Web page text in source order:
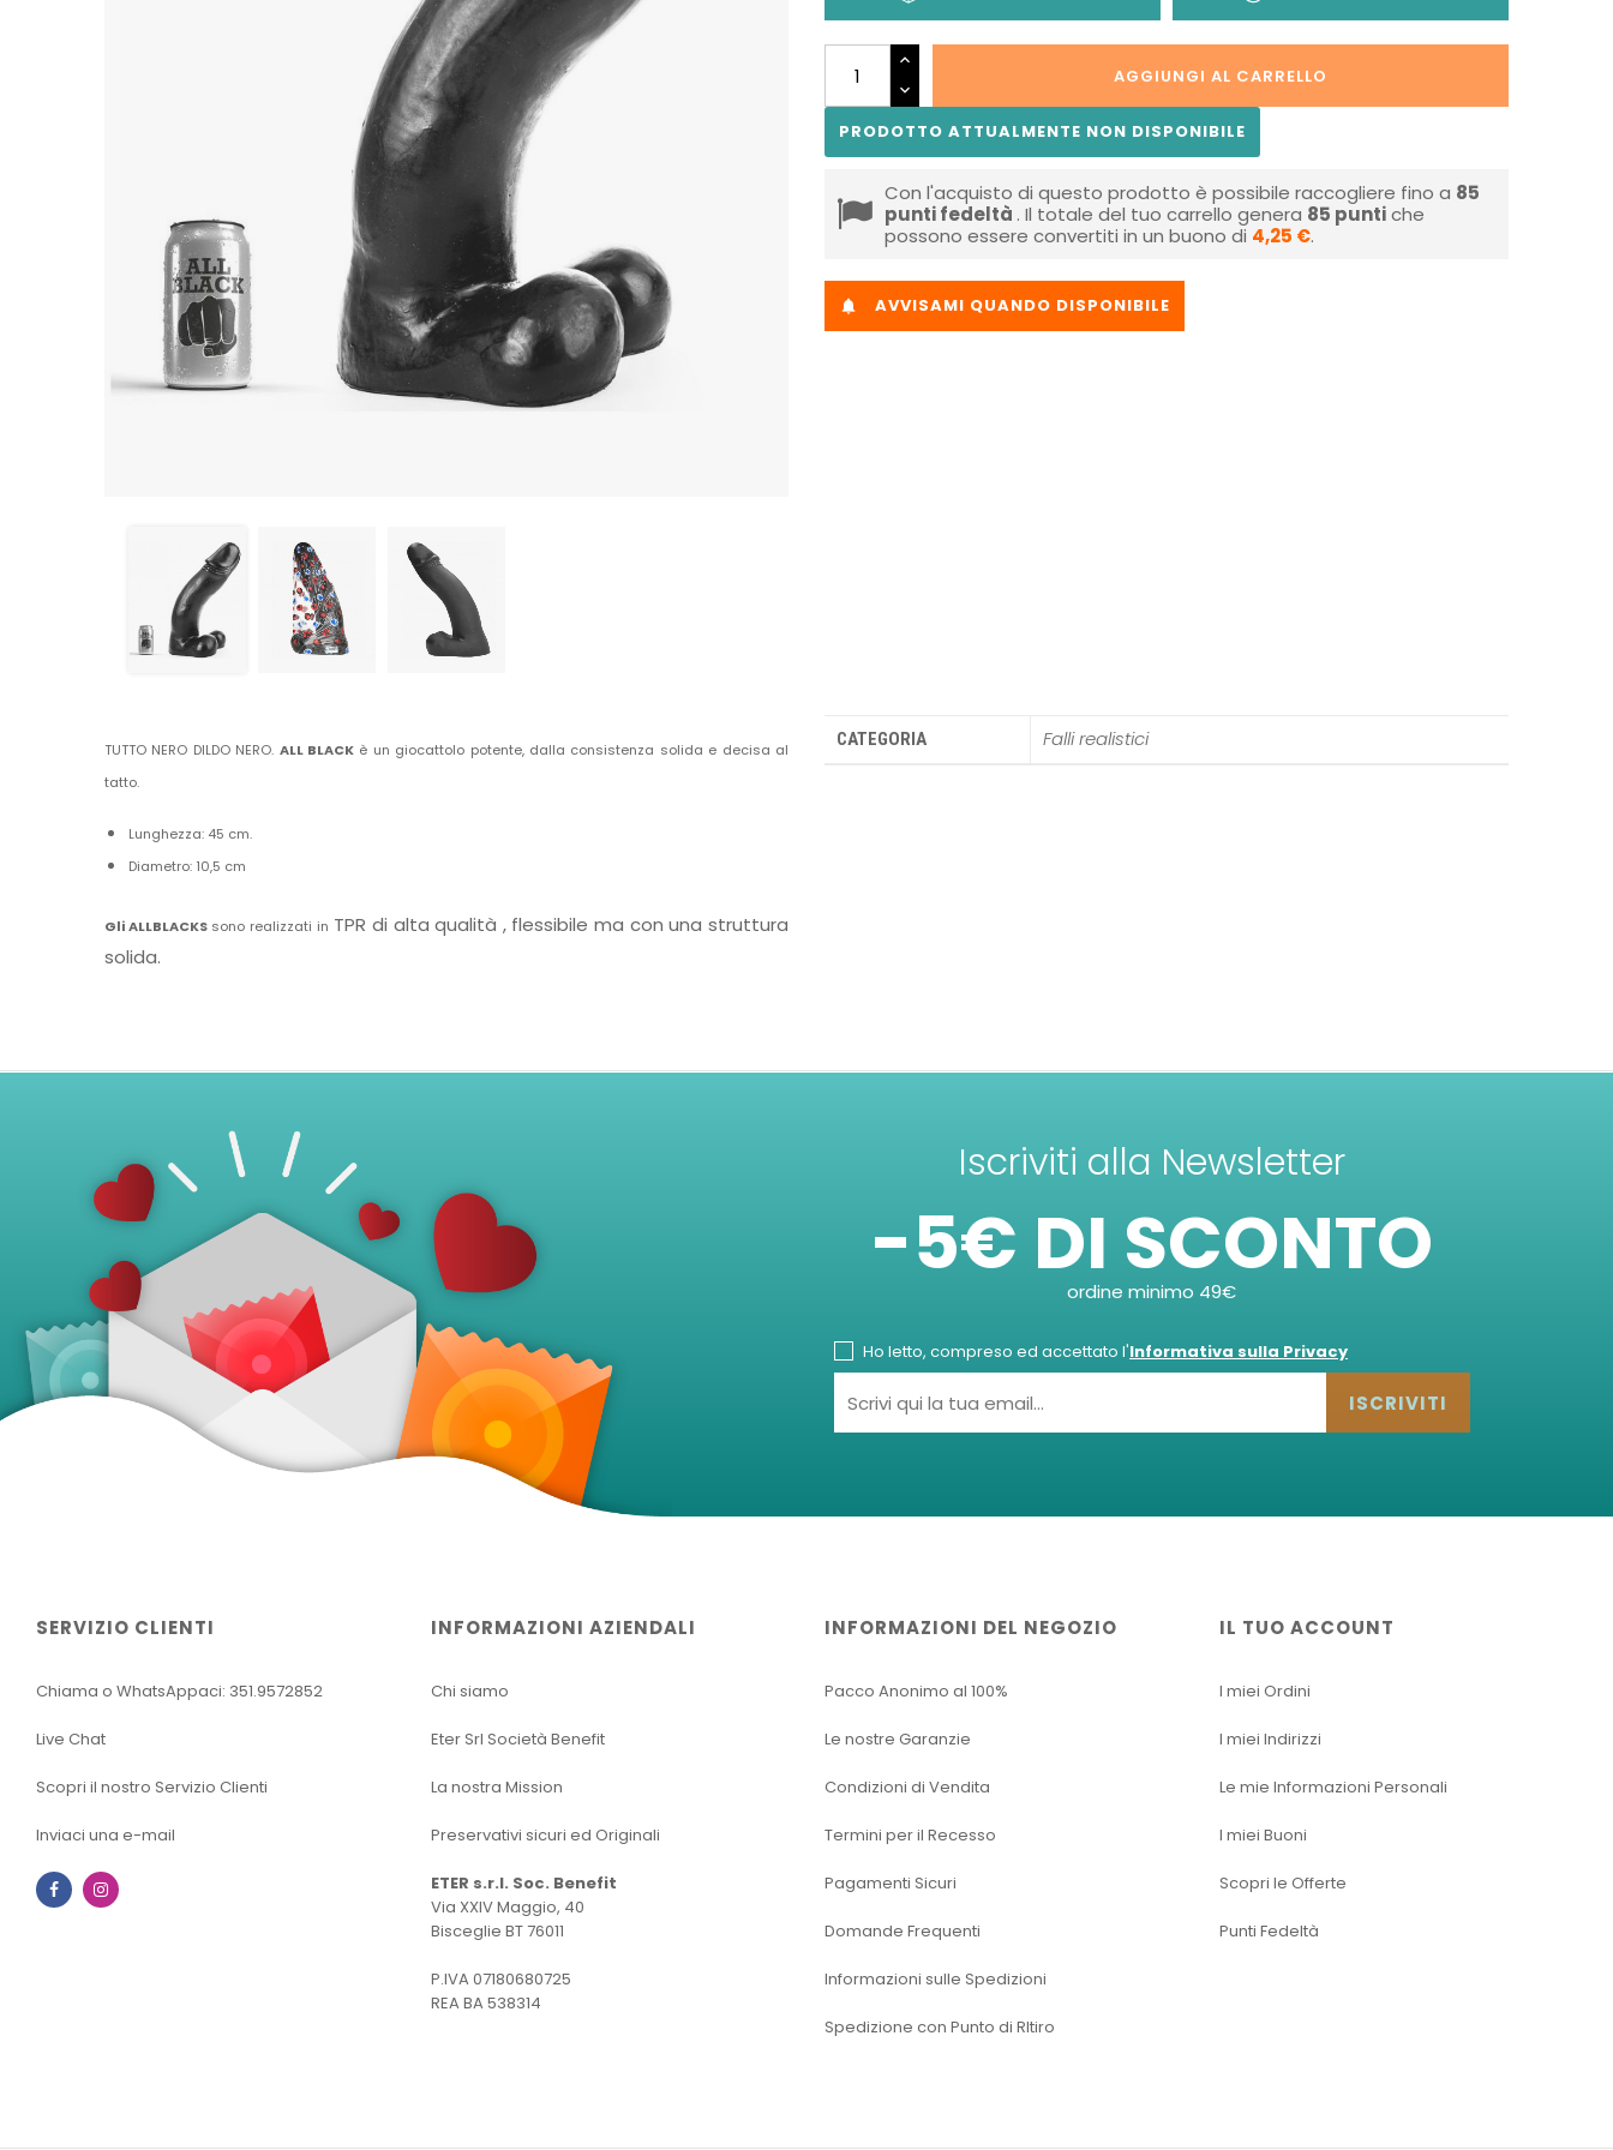
AGGIUNGI AL CARRELLO
PRODOTTO ATTUALMENTE NON DISPONIBILE
Con l'acquisto di questo prodotto è possibile raccogliere fino a 85
punti fedeltà . Il totale del tuo carrello genera 85 puntiche
possono essere convertiti in un buono di 4,25 €.
 AVVISAMI QUANDO DISPONIBILE
TUTTO NERO DILDO NERO. ALL BLACK è un giocattolo potente, dalla consistenza solida e decisa al
tatto.
Lunghezza: 45 cm.
Diametro: 10,5 cm
Gli ALLBLACKSsono realizzati in TPR di alta qualità , flessibile ma con una struttura
solida.
CATEGORIA Falli realistici
Iscriviti alla Newsletter
-5€ DI SCONTO
ordine minimo 49€
Ho letto, compreso ed accettato l'Informativa sulla Privacy
ISCRIVITI
SERVIZIO CLIENTI
Chiama o WhatsAppaci: 351.9572852
Live Chat
Scopri il nostro Servizio Clienti
Inviaci una e-mail
Facebook
INFORMAZIONI AZIENDALI
Chi siamo
Eter Srl Società Benefit
La nostra Mission
Preservativi sicuri ed Originali
ETER s.r.l. Soc. Benefit
Via XXIV Maggio, 40
Bisceglie BT 76011
P.IVA 07180680725
REA BA 538314
INFORMAZIONI DEL NEGOZIO
Pacco Anonimo al 100%
Le nostre Garanzie
Condizioni di Vendita
Termini per il Recesso
Pagamenti Sicuri
Domande Frequenti
Informazioni sulle Spedizioni
Spedizione con Punto di RItiro
IL TUO ACCOUNT
I miei Ordini
I miei Indirizzi
Le mie Informazioni Personali
I miei Buoni
Scopri le Offerte
Punti Fedeltà